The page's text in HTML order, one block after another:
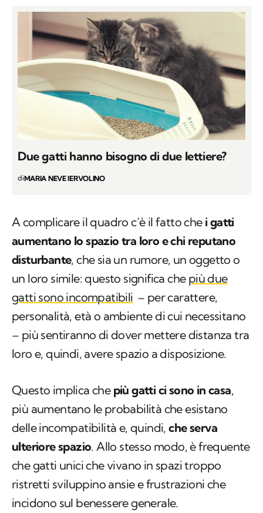
Due gatti hanno bisogno di due lettiere?
diMARIA NEVE IERVOLINO
A complicare il quadro c’è il fatto chei gatti
aumentano lo spazio tra loro e chi reputano
disturbante, che sia un rumore, un oggetto o
un loro simile: questo significa che più due
gatti sono incompatibili – per carattere,
personalità, età o ambiente di cui necessitano
– più sentiranno di dover mettere distanza tra
loro e, quindi, avere spazio a disposizione.
Questo implica che più gatti ci sono in casa,
più aumentano le probabilità che esistano
delle incompatibilità e, quindi,che serva
ulteriore spazio. Allo stesso modo, è frequente
che gatti unici che vivano in spazi troppo
ristretti sviluppino ansie e frustrazioni che
incidono sul benessere generale.